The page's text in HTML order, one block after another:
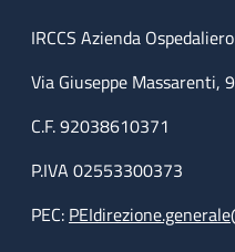
IRCCS Azienda
Via Giuseppe Massarenti,
C.F. 92038610371
P.IVA 02553300373
PEC: